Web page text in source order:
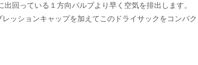
回っている１方向バルブより早く空気を排出します。
ッションキャップを加えてこのドライサックをコンパク